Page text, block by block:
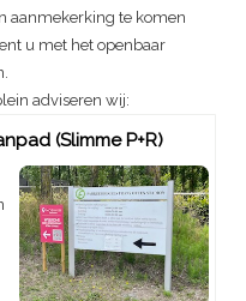
aanmekerking te komen
u met het openbaar
adviseren wij:
(Slimme P+R)